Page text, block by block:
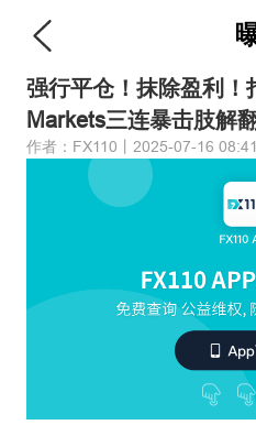
强行平仓！抹除盈利！
Markets三连暴击肢解
作者：FX110丨2025-07-16